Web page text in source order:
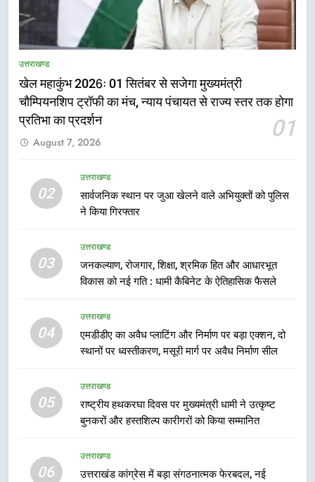
उत्तराखण्ड
खेल महाकुंभ 2026ः 01 सितंबर से सजेगा मुख्यमंत्री
चौम्पियनशिप ट्रॉफी का मंच, न्याय पंचायत से राज्य स्तर तक होगा
प्रतिभा का प्रदर्शन
01
August 7, 2026
02
उत्तराखण्ड
सार्वजनिक स्थान पर जुआ खेलने वाले अभियुक्तों को पुलिस
ने किया गिरफ्तार
03
उत्तराखण्ड
जनकल्याण, रोजगार, शिक्षा, श्रमिक हित और आधारभूत
विकास को नई गति : धामी कैबिनेट के ऐतिहासिक फैसले
04
उत्तराखण्ड
एमडीडीए का अवैध प्लाटिंग और निर्माण पर बड़ा एक्शन, दो
स्थानों पर ध्वस्तीकरण, मसूरी मार्ग पर अवैध निर्माण सील
05
उत्तराखण्ड
राष्ट्रीय हथकरघा दिवस पर मुख्यमंत्री धामी ने उत्कृष्ट
बुनकरों और हस्तशिल्प कारीगरों को किया सम्मानित
06
उत्तराखण्ड
उत्तराखंड कांग्रेस में बड़ा संगठनात्मक फेरबदल, नई
5
का गठन
उत्तराखण्ड
मुख्यमंत्री धामी बोले- युवाओं को रोजगार
देना सरकार की सर्वोच्च प्राथमिकता, आने
8
दिल्ली-देहरादून आर्थिक कॉरिडोर से जुड़ी
गुणवत्तापूर्ण निर्माण सुनिश्चित करने के